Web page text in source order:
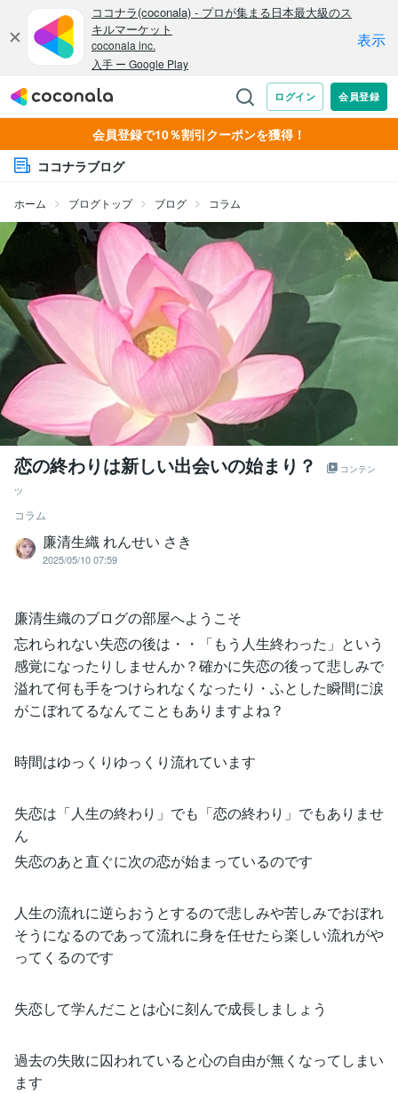
会員登録で10％割引クーポンを獲得！
ココナラブログ
ホーム ブログトップ ブログ コラム
恋の終わりは新しい出会いの始まり？
コンテン
ツ
コラム
廉清生織 れんせい さき
2025/05/10 07:59
廉清生織のブログの部屋へようこそ
忘れられない失恋の後は・・「もう人生終わった」という
感覚になったりしませんか？確かに失恋の後って悲しみで
溢れて何も手をつけられなくなったり・ふとした瞬間に涙
がこぼれてるなんてこともありますよね？
時間はゆっくりゆっくり流れています
失恋は「人生の終わり」でも「恋の終わり」でもありませ
ん
失恋のあと直ぐに次の恋が始まっているのです
人生の流れに逆らおうとするので悲しみや苦しみでおぼれ
そうになるのであって流れに身を任せたら楽しい流れがや
ってくるのです
失恋して学んだことは心に刻んで成長しましょう
過去の失敗に囚われていると心の自由が無くなってしまい
ます